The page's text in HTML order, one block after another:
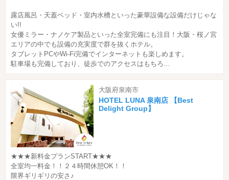
露店風呂・天蓋ベッド・室内水槽といった豪華設備な設備だけじゃな
い!!
女優ミラー・ナノケア製品といった全室完備にも注目！大阪・桜ノ宮
エリアの中でも設備の充実度で群を抜くホテル。
タブレットPCやWi-Fi完備でインターネットも楽しめます。
駐車場も完備しており、徒歩でのアクセスはもちろ...
大阪府泉南市
HOTEL LUNA 泉南店 【Best
Delight Group】
★★★新料金プランSTART★★★
全室均一料金！！２４時間休憩OK！！
限界ギリギリの安さ♪